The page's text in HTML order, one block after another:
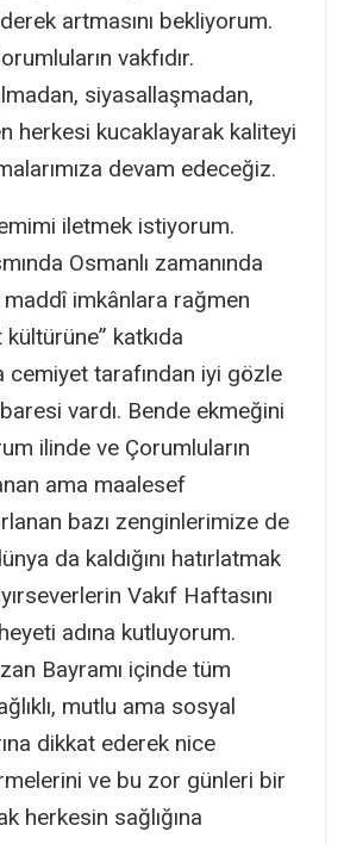
artmasını bekliyorum.
vakfıdır.
siyasallaşmadan,
herkesi kucaklayarak kaliteyi
devam edeceğiz.
iletmek istiyorum.
Osmanlı zamanında
maddî imkânlara rağmen
katkıda
cemiyet tarafından iyi gözle
vardı. Bende ekmeğini
ilinde ve Çorumluların
ama maalesef
bazı zenginlerimize de
da kaldığını hatırlatmak
Vakıf Haftasını
adına kutluyorum.
Bayramı içinde tüm
mutlu ama sosyal
dikkat ederek nice
ve bu zor günleri bir
herkesin sağlığına